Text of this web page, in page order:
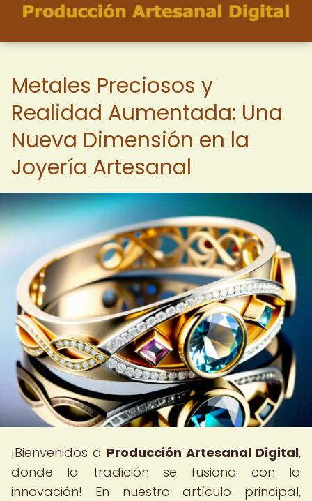
Metales Preciosos y
Realidad Aumentada: Una
Nueva Dimensión en la
Joyería Artesanal
¡Bienvenidos a Producción Artesanal Digital,
donde la tradición se fusiona con la
innovación! En nuestro artículo principal,